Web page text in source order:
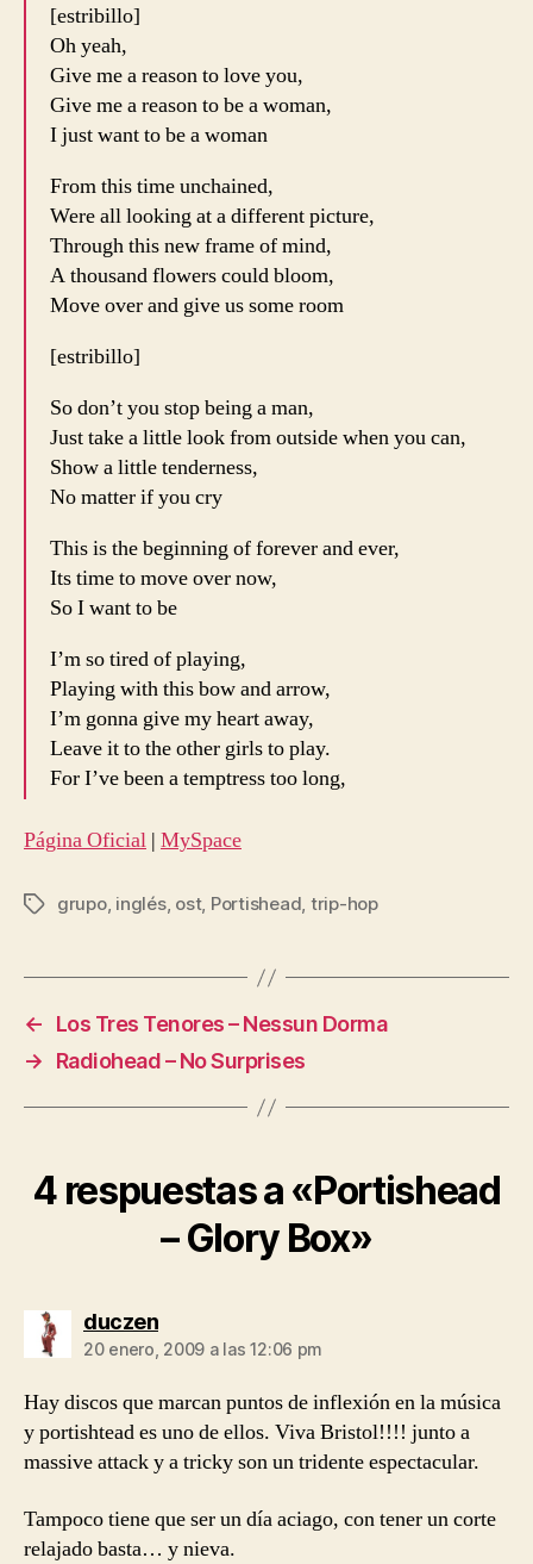
[estribillo]
Oh yeah,
Give me a reason to love you,
Give me a reason to be a woman,
I just want to be a woman
From this time unchained,
Were all looking at a different picture,
Through this new frame of mind,
A thousand flowers could bloom,
Move over and give us some room
[estribillo]
So don’t you stop being a man,
Just take a little look from outside when you can,
Show a little tenderness,
No matter if you cry
This is the beginning of forever and ever,
Its time to move over now,
So I want to be
I’m so tired of playing,
Playing with this bow and arrow,
I’m gonna give my heart away,
Leave it to the other girls to play.
For I’ve been a temptress too long,
Página Oficial | MySpace
Etiquetas
grupo, inglés, ost, Portishead, trip-hop
←
Los Tres Tenores – Nessun Dorma
→
Radiohead – No Surprises
4 respuestas a «Portishead
– Glory Box»
duczendice:
20 enero, 2009 a las 12:06 pm
Hay discos que marcan puntos de inflexión en la música
y portishtead es uno de ellos. Viva Bristol!!!! junto a
massive attack y a tricky son un tridente espectacular.
Tampoco tiene que ser un día aciago, con tener un corte
relajado basta… y nieva.